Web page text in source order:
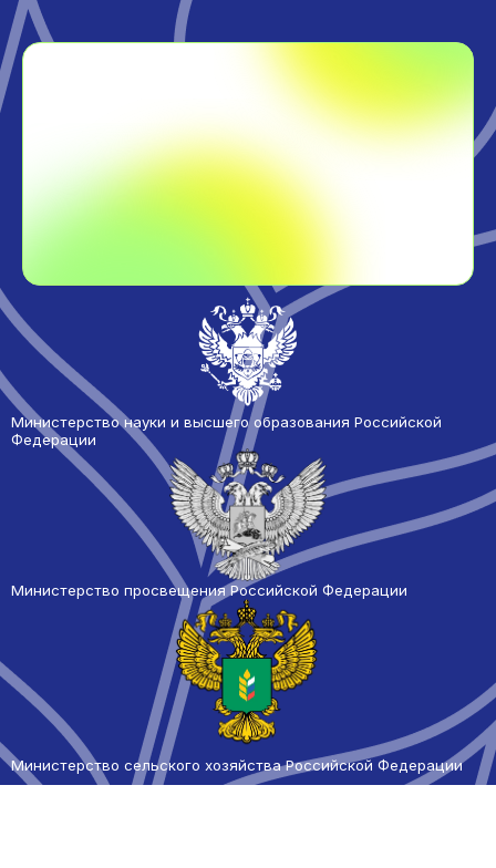
Министерство науки и высшего образования Российской
Федерации
Министерство просвещения Российской Федерации
Министерство сельского хозяйства Российской Федерации